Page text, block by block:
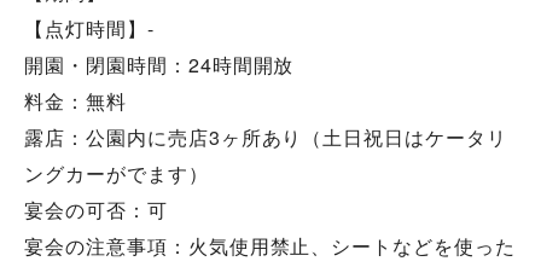
【点灯時間】-
開園・閉園時間：24時間開放
料金：無料
露店：公園内に売店3ヶ所あり（土日祝日はケータリ
ングカーがでます）
宴会の可否：可
宴会の注意事項：火気使用禁止、シートなどを使った